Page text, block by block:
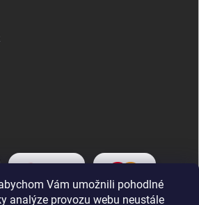
Vám umožnili pohodlné
analýze provozu webu neustále